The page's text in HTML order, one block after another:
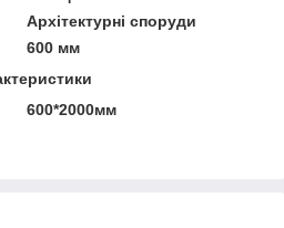
Архітектурні споруди
600 мм
600*2000мм